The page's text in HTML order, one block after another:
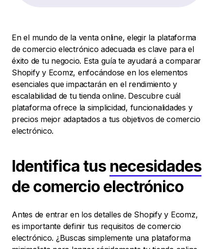
En el mundo de la venta online, elegir la plataforma
de comercio electrónico adecuada es clave para el
éxito de tu negocio. Esta guía te ayudará a comparar
Shopify y Ecomz, enfocándose en los elementos
esenciales que impactarán en el rendimiento y
escalabilidad de tu tienda online. Descubre cuál
plataforma ofrece la simplicidad, funcionalidades y
precios mejor adaptados a tus objetivos de comercio
electrónico.
Identifica tus necesidades
de comercio electrónico
Antes de entrar en los detalles de Shopify y Ecomz,
es importante definir tus requisitos de comercio
electrónico. ¿Buscas simplemente una plataforma